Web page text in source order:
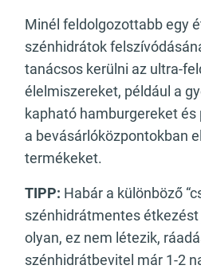
Minél feldolgozottabb egy
szénhidrátok
tanácsos kerülni az ultra-
élelmiszereket, például a
kapható hamburgereket és
a bevásárlóközpontokban
termékeket.
TIPP: Habár a különböző
szénhidrátmentes
olyan, ez nem létezik,
szénhidrátbevitel már 1-2